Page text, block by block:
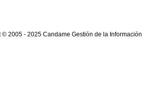
© 2005 - 2025 Candame Gestión de la Información.